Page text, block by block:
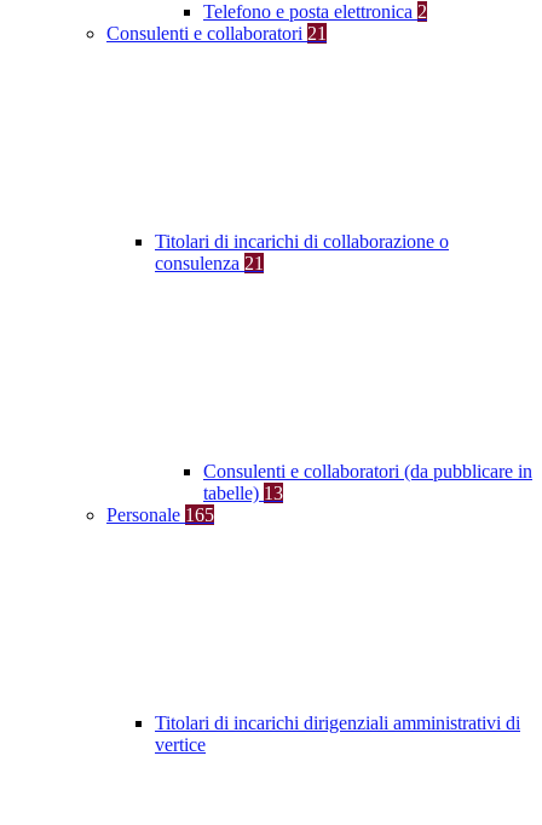
Telefono e posta elettronica 2
Consulenti e collaboratori 21
Titolari di incarichi di collaborazione o
consulenza 21
Consulenti e collaboratori (da pubblicare in
tabelle) 13
Personale 165
Titolari di incarichi dirigenziali amministrativi di
vertice